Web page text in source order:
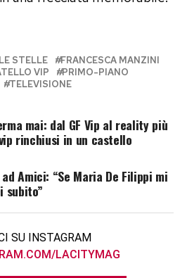
STELLE
FRANCESCA MANZINI
VIP
PRIMO-PIANO
TELEVISIONE
mai: dal GF Vip al reality più
rinchiusi in un castello
Amici: “Se Maria De Filippi mi
subito”
SU INSTAGRAM
LACITYMAG